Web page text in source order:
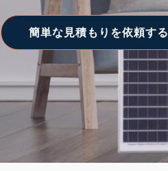
簡単な見積もりを依頼する